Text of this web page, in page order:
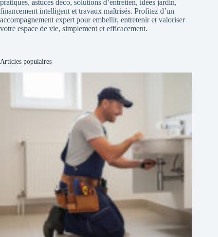
pratiques, astuces déco, solutions d’entretien, idées jardin,
financement intelligent et travaux maîtrisés. Profitez d’un
accompagnement expert pour embellir, entretenir et valoriser
votre espace de vie, simplement et efficacement.
Articles populaires